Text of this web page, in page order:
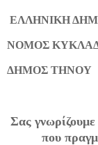
ΕΛΛΗΝΙΚΗ
ΝΟΜΟΣ
ΔΗΜΟΣ ΤΗΝΟΥ
Σας
που